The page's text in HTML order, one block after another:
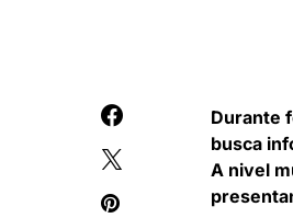
Durante
busca
A nivel